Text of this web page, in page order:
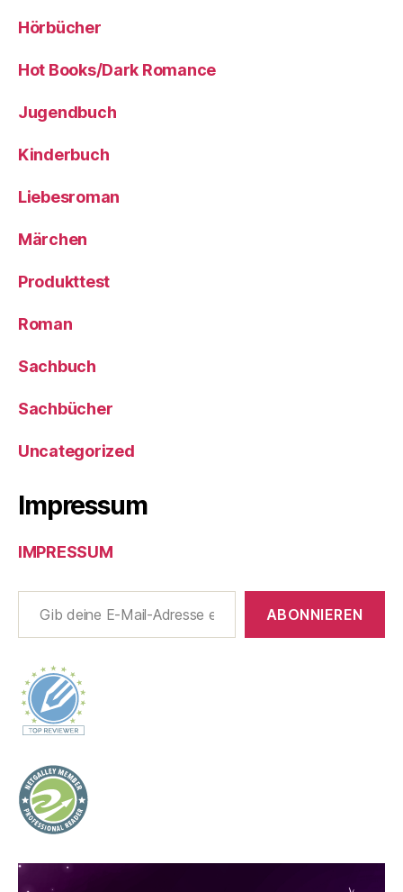
Hörbücher
Hot Books/Dark Romance
Jugendbuch
Kinderbuch
Liebesroman
Märchen
Produkttest
Roman
Sachbuch
Sachbücher
Uncategorized
Impressum
IMPRESSUM
Gib deine E-Mail-Adresse ein ...
ABONNIEREN